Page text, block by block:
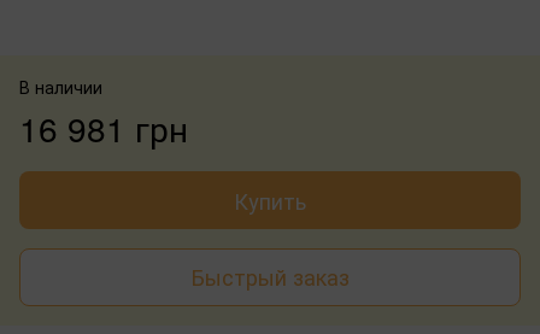
В наличии
16 981 грн
Купить
Быстрый заказ